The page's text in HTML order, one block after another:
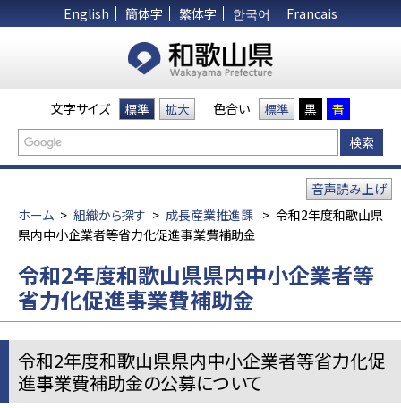
English 簡体字 繁体字 한국어 Francais
文字サイズ 標準 拡大 色合い 標準 黒 青
ホーム > 組織から探す > 成長産業推進課 > 令和2年度和歌山県
県内中小企業者等省力化促進事業費補助金
音声読み上げ
令和2年度和歌山県県内中小企業者等
省力化促進事業費補助金
令和2年度和歌山県県内中小企業者等省力化促
進事業費補助金の公募について